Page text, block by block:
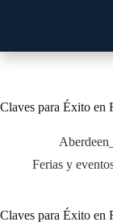
Claves para Éxito en
Ferias y
Claves para Éxito en